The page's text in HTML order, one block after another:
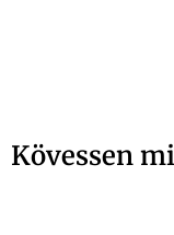
Kövessen